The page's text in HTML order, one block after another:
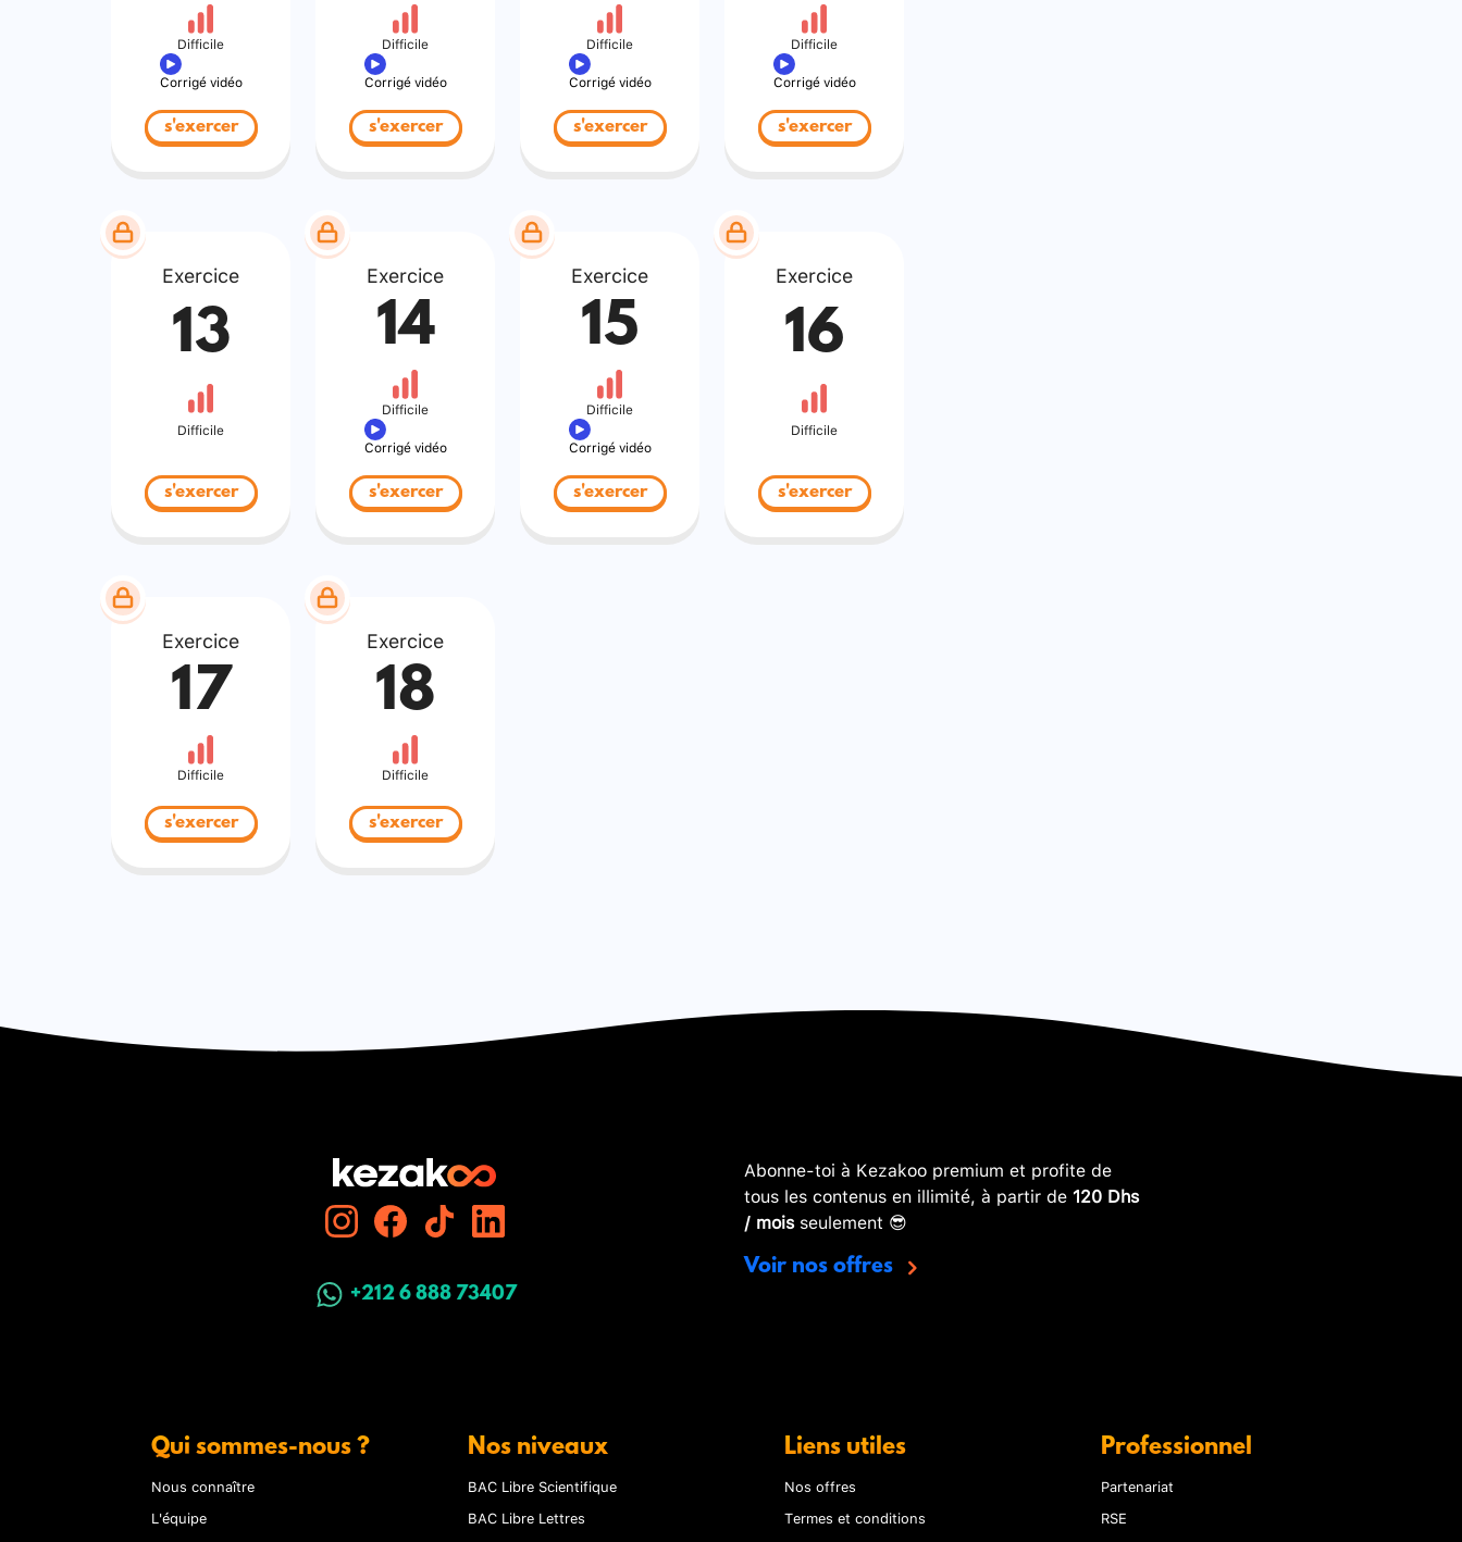
Difficile
Corrigé vidéo
s'exercer
Difficile
Corrigé vidéo
s'exercer
Difficile
Corrigé vidéo
s'exercer
Difficile
Corrigé vidéo
s'exercer
Exercice
13
Difficile
s'exercer
Exercice
14
Difficile
Corrigé vidéo
s'exercer
Exercice
15
Difficile
Corrigé vidéo
s'exercer
Exercice
16
Difficile
s'exercer
Exercice
17
Difficile
s'exercer
Exercice
18
Difficile
s'exercer
+212 6 888 73407
Abonne-toi à Kezakoo premium et profite de
tous les contenus en illimité, à partir de 120 Dhs
/ moisseulement 😎
Voir nos offres
Qui sommes-nous ?
Nous connaître
L'équipe
Nos niveaux
BAC Libre Scientifique
BAC Libre Lettres
Liens utiles
Nos offres
Termes et conditions
Professionnel
Partenariat
RSE